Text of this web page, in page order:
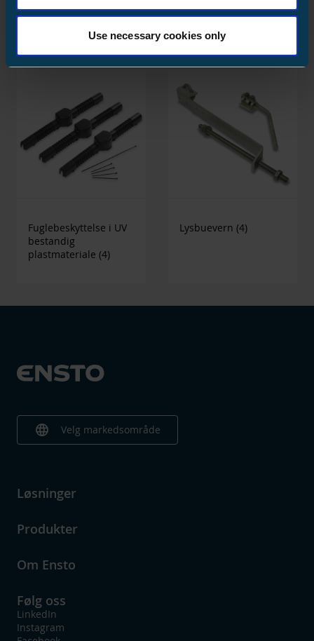
Use necessary cookies only
Fuglebeskyttelse i UV
bestandig
plastmateriale (4)
Lysbuevern (4)
language Velg markedsområde
Løsninger
Produkter
Om Ensto
Følg oss
LinkedIn
Instagram